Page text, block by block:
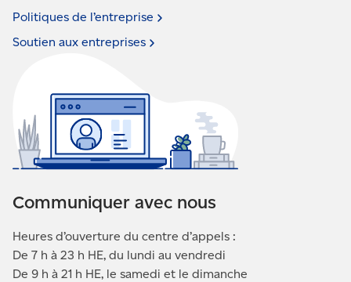
Politiques de l’entreprise
Soutien aux entreprises
Communiquer avec nous
Heures d’ouverture du centre d’appels :
De 7 h à 23 h HE, du lundi au vendredi
De 9 h à 21 h HE, le samedi et le dimanche